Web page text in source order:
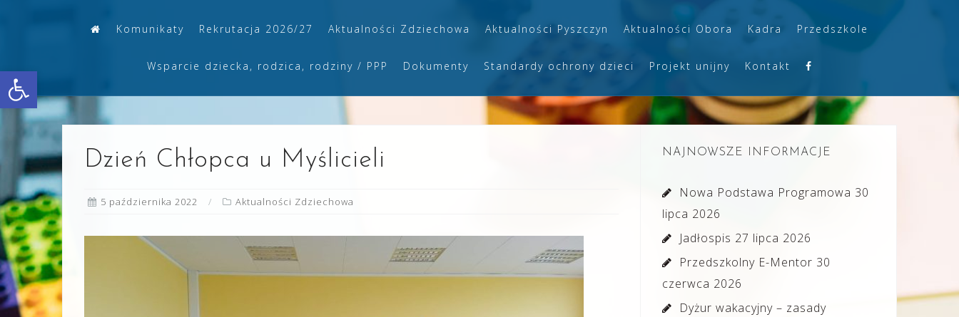
Otwórz pasek narzędzi
Komunikaty Rekrutacja 2026/27 Aktualności Zdziechowa Aktualności Pyszczyn Aktualności Obora Kadra Przedszkole
Wsparcie dziecka, rodzica, rodziny / PPP Dokumenty Standardy ochrony dzieci Projekt unijny Kontakt
Dzień Chłopca u Myślicieli
5 października 2022 Aktualności Zdziechowa
NAJNOWSZE INFORMACJE
Nowa Podstawa Programowa 30
lipca 2026
Jadłospis 27 lipca 2026
Przedszkolny E-Mentor 30
czerwca 2026
Dyżur wakacyjny – zasady